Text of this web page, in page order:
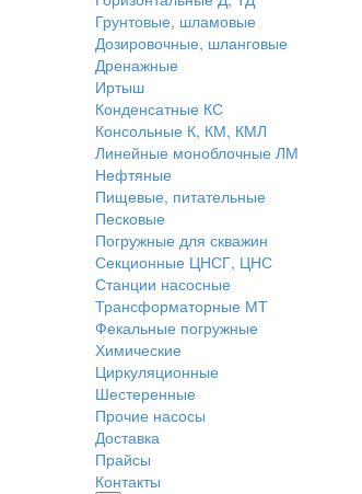
Грунтовые, шламовые
Дозировочные, шланговые
Дренажные
Иртыш
Конденсатные КС
Консольные К, КМ, КМЛ
Линейные моноблочные ЛМ
Нефтяные
Пищевые, питательные
Песковые
Погружные для скважин
Секционные ЦНСГ, ЦНС
Станции насосные
Трансформаторные МТ
Фекальные погружные
Химические
Циркуляционные
Шестеренные
Прочие насосы
Доставка
Прайсы
Контакты